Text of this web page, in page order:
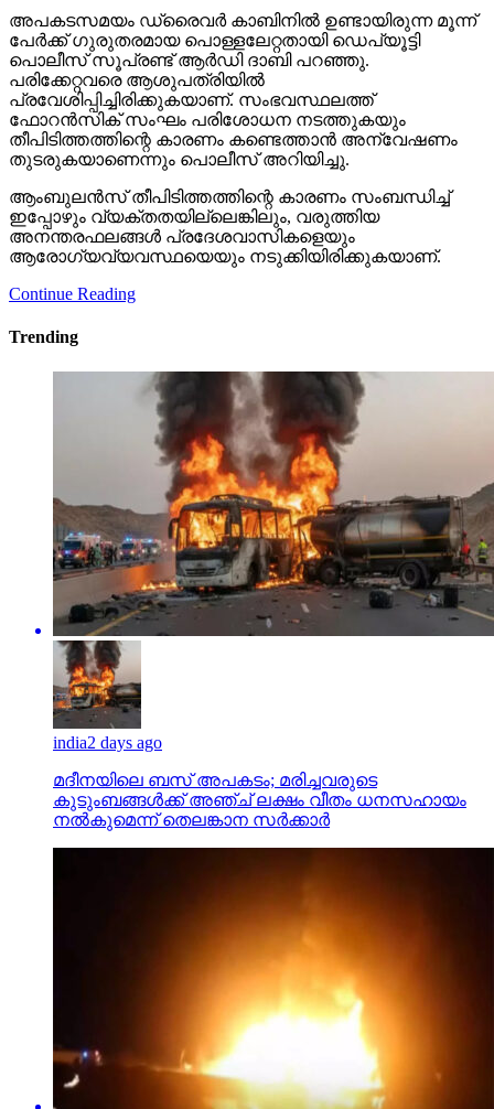
അപകടസമയം ഡ്രൈവര്‍ കാബിനില്‍ ഉണ്ടായിരുന്ന മൂന്ന്
പേര്‍ക്ക് ഗുരുതരമായ പൊള്ളലേറ്റതായി ഡെപ്യൂട്ടി
പൊലീസ് സൂപ്രണ്ട് ആര്‍ഡി ദാബി പറഞ്ഞു.
പരിക്കേറ്റവരെ ആശുപത്രിയില്‍
പ്രവേശിപ്പിച്ചിരിക്കുകയാണ്. സംഭവസ്ഥലത്ത്
ഫോറന്‍സിക് സംഘം പരിശോധന നടത്തുകയും
തീപിടിത്തത്തിന്റെ കാരണം കണ്ടെത്താന്‍ അന്വേഷണം
തുടരുകയാണെന്നും പൊലീസ് അറിയിച്ചു.
ആംബുലന്‍സ് തീപിടിത്തത്തിന്റെ കാരണം സംബന്ധിച്ച്
ഇപ്പോഴും വ്യക്തതയില്ലെങ്കിലും, വരുത്തിയ
അനന്തരഫലങ്ങള്‍ പ്രദേശവാസികളെയും
ആരോഗ്യവ്യവസ്ഥയെയും നടുക്കിയിരിക്കുകയാണ്.
Continue Reading
Trending
india2 days ago
മദീനയിലെ ബസ് അപകടം; മരിച്ചവരുടെ
കുടുംബങ്ങള്‍ക്ക് അഞ്ച് ലക്ഷം വീതം ധനസഹായം
നല്‍കുമെന്ന് തെലങ്കാന സര്‍ക്കാര്‍